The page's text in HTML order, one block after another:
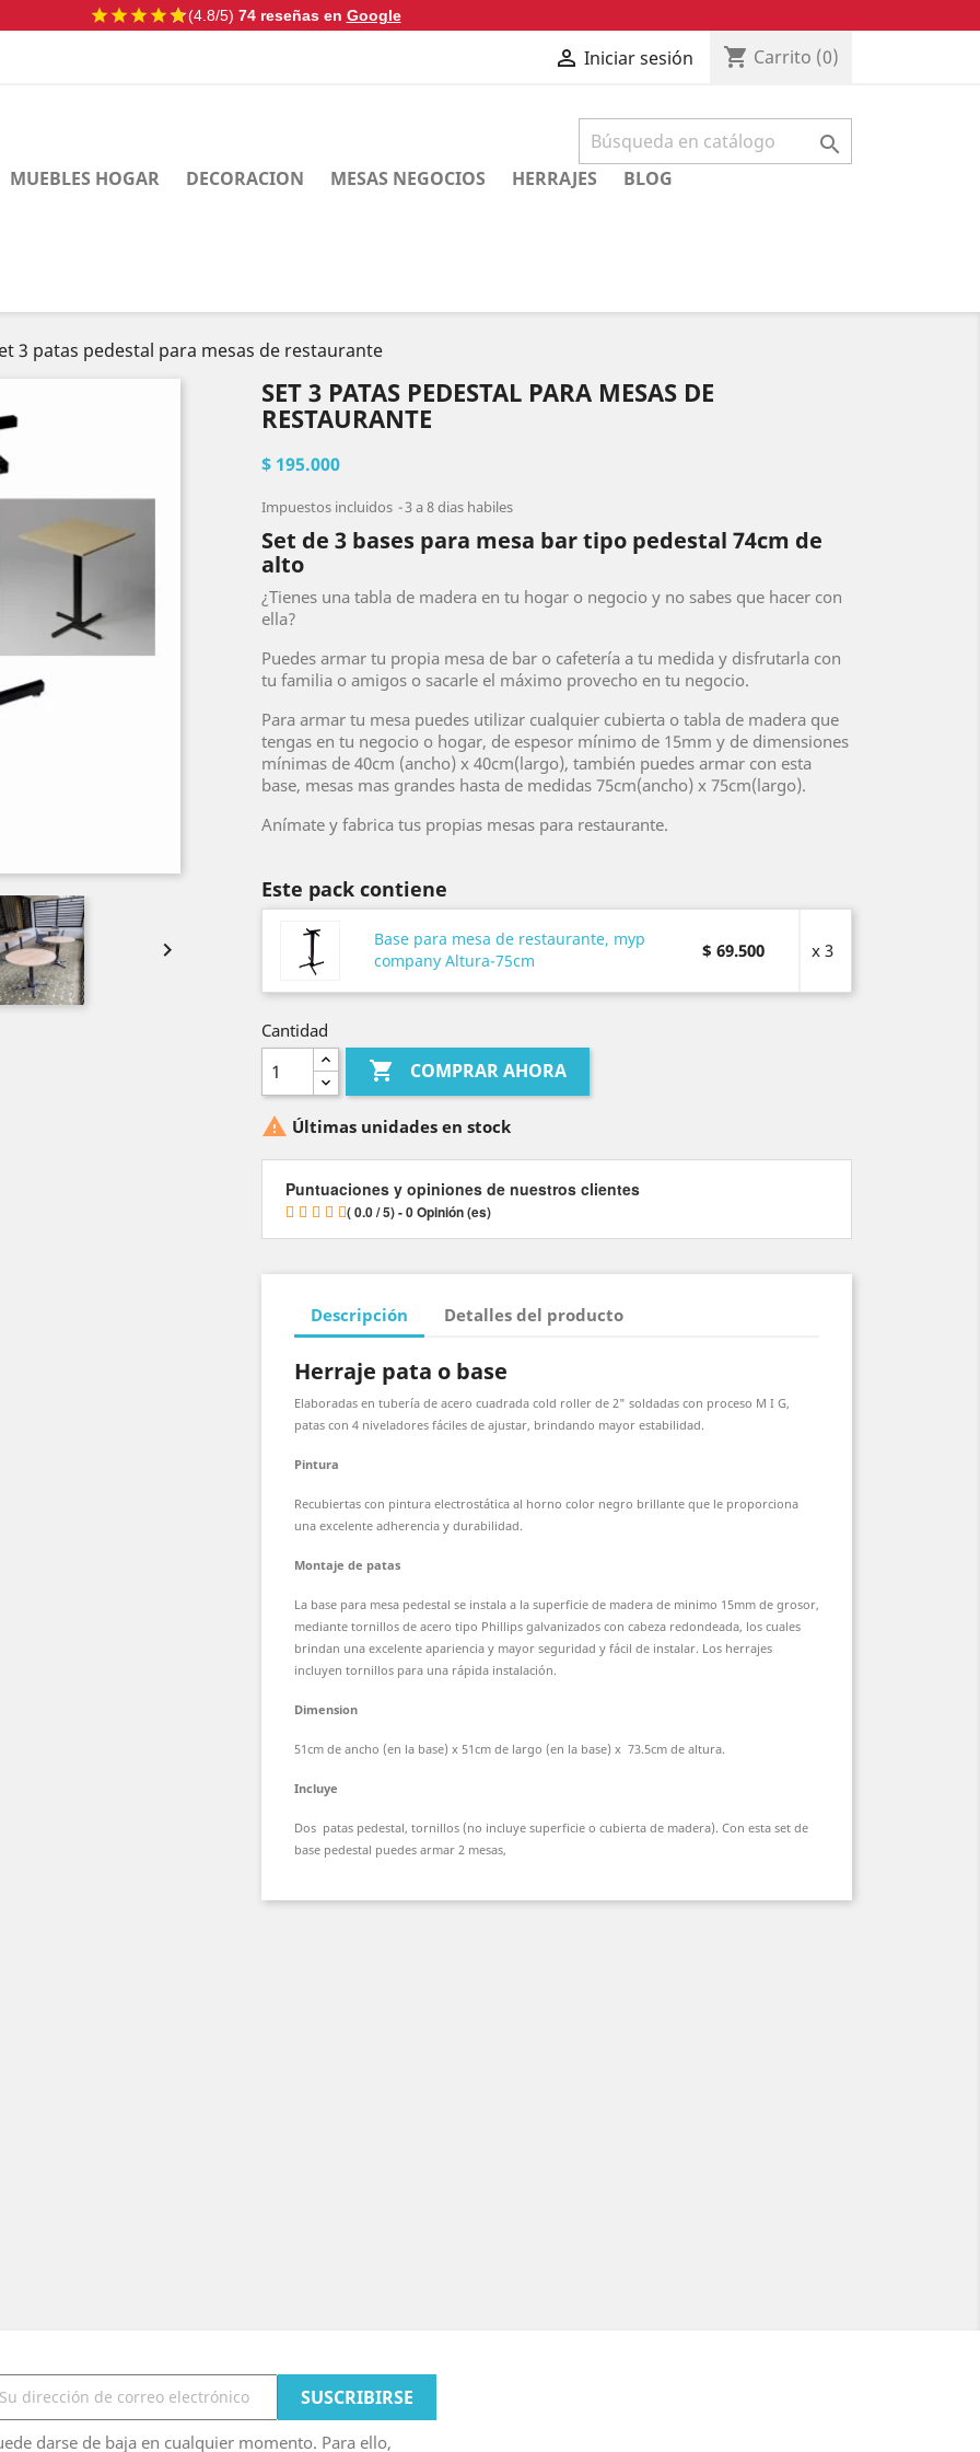
star star star starstar
star(4.8/5) 74 reseñas en Google
 Iniciar sesión shopping_cart Carrito (0)

MUEBLES HOGAR DECORACION MESAS NEGOCIOS HERRAJES BLOG
3 patas pedestal para mesas de restaurante

SET 3 PATAS PEDESTAL PARA MESAS DE
RESTAURANTE
$ 195.000
Impuestos incluidos 3 a 8 dias habiles
Set de 3 bases para mesa bar tipo pedestal 74cm de
alto
¿Tienes una tabla de madera en tu hogar o negocio y no sabes que hacer con
ella?
Puedes armar tu propia mesa de bar o cafetería a tu medida y disfrutarla con
tu familia o amigos o sacarle el máximo provecho en tu negocio.
Para armar tu mesa puedes utilizar cualquier cubierta o tabla de madera que
tengas en tu negocio o hogar, de espesor mínimo de 15mm y de dimensiones
mínimas de 40cm (ancho) x 40cm(largo), también puedes armar con esta
base, mesas mas grandes hasta de medidas 75cm(ancho) x 75cm(largo).
Anímate y fabrica tus propias mesas para restaurante.
Este pack contiene
Base para mesa de restaurante, myp
company Altura-75cm
$ 69.500 x 3
Cantidad
 COMPRAR AHORA
 Últimas unidades en stock
Puntuaciones y opiniones de nuestros clientes
( 0.0 / 5) - 0 Opinión (es)
Descripción Detalles del producto
Herraje pata o base
Elaboradas en tubería de acero cuadrada cold roller de 2" soldadas con proceso M I G,
patas con 4 niveladores fáciles de ajustar, brindando mayor estabilidad.
Pintura
Recubiertas con pintura electrostática al horno color negro brillante que le proporciona
una excelente adherencia y durabilidad.
Montaje de patas
La base para mesa pedestal se instala a la superficie de madera de minimo 15mm de grosor,
mediante tornillos de acero tipo Phillips galvanizados con cabeza redondeada, los cuales
brindan una excelente apariencia y mayor seguridad y fácil de instalar. Los herrajes
incluyen tornillos para una rápida instalación.
Dimension
51cm de ancho (en la base) x 51cm de largo (en la base) x 73.5cm de altura.
Incluye
Dos patas pedestal, tornillos (no incluye superficie o cubierta de madera). Con esta set de
base pedestal puedes armar 2 mesas,
darse de baja en cualquier momento. Para ello,